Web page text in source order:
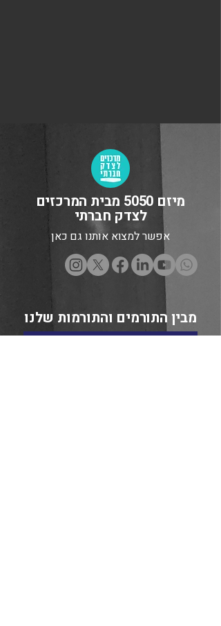
מיזם 5050 מבית המרכזים
לצדק חברתי
אפשר למצוא אותנו גם כאן
מבין התורמים והתורמות שלנו